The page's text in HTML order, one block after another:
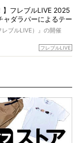
ッチさん。day2の音楽フ
出演するなど、例年以上
国のフレンチブルドッ
」の模様を、詳しく
】フレブルLIVE 2025
ダラパーによるテー
ブルLIVE）』の開催
販売スタートです！
いますので、最後まで
フレブルLIVE